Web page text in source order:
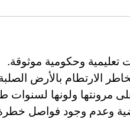
وحكومية موثوقة.
الارتطام بالأرض
مرونتها ولونها لسنوات
وعدم وجود فواصل